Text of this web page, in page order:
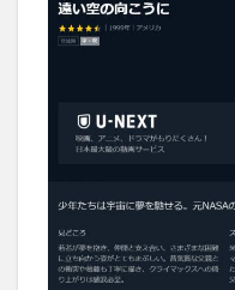
うに
のス
4.4
遠い
向こ
の関
連作